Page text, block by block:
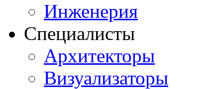
Инженерия
Специалисты
Архитекторы
Визуализаторы